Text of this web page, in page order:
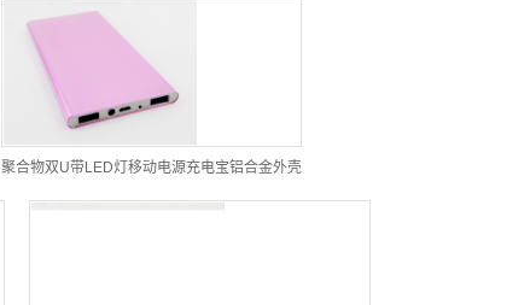
聚合物双U带LED灯移动电源充电宝铝合金外壳